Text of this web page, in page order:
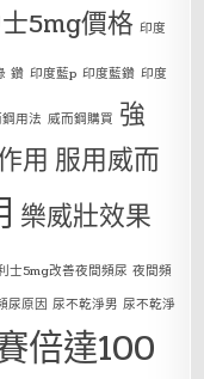
5mg價格 印度
鑽 印度藍p 印度藍鑽 印度
用法 威而鋼購買 強
用 服用威而
樂威壯效果
士5mg改善夜間頻尿 夜間頻
尿原因 尿不乾淨男 尿不乾淨
倍達100